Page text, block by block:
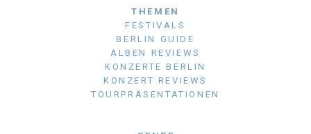
THEMEN
FESTIVALS
BERLIN GUIDE
ALBEN REVIEWS
KONZERTE BERLIN
KONZERT REVIEWS
TOURPRÄSENTATIONEN